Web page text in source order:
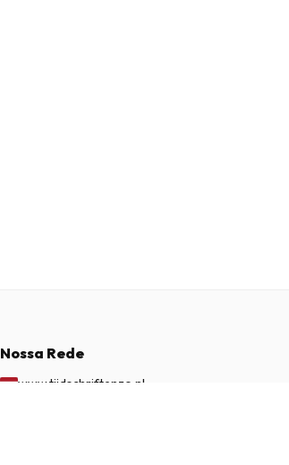
Nossa Rede
www.tijdschriftenzo.nl